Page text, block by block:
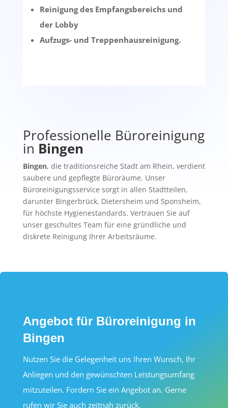
Reinigung des Empfangsbereichs und
der Lobby
Aufzugs- und Treppenhausreinigung.
Professionelle Büroreinigung
in Bingen
Bingen, die traditionsreiche Stadt am Rhein, verdient
saubere und gepflegte Büroräume. Unser
Büroreinigungsservice sorgt in allen Stadtteilen,
darunter Bingerbrück, Dietersheim und Sponsheim,
für höchste Hygienestandards. Vertrauen Sie auf
unser geschultes Team für eine gründliche und
diskrete Reinigung Ihrer Arbeitsräume.
Angebot für Büroreinigung in
Bingen
Nutzen Sie die Gelegenheit uns Ihren Wunsch, Ihr
Anliegen und den gewünschten Leistungsumfang
mitzuteilen. Fordern Sie ein Angebot an. Gerne
rufen wir Sie auch zeitnah zurück.